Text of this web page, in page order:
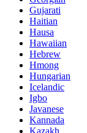
Gujarati
Haitian
Hausa
Hawaiian
Hebrew
Hmong
Hungarian
Icelandic
Igbo
Javanese
Kannada
Kazakh